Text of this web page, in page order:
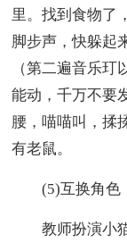
里。找到食物了
脚步声，快躲起
（第二遍音乐
能动，千万不要
腰，喵喵叫，揉
有老鼠。
(5)互换角色
教师扮演小猫